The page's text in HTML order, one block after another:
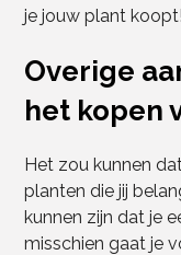
je jouw plant koopt!
Overige
het kopen
Het zou kunnen
planten die jij
kunnen zijn dat je
misschien gaat je